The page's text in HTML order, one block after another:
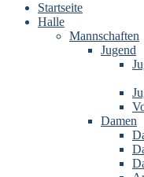
Startseite
Halle
Mannschaften
Jugend
Damen